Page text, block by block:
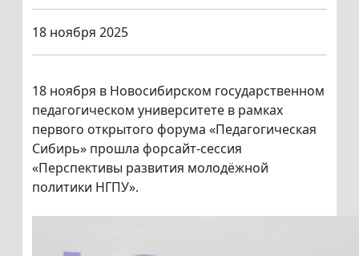
18 ноября 2025
18 ноября в Новосибирском государственном
педагогическом университете в рамках
первого открытого форума «Педагогическая
Сибирь» прошла форсайт-сессия
«Перспективы развития молодёжной
политики НГПУ».